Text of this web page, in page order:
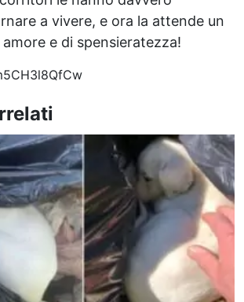
a vivere, e ora la attende un
e di spensieratezza!